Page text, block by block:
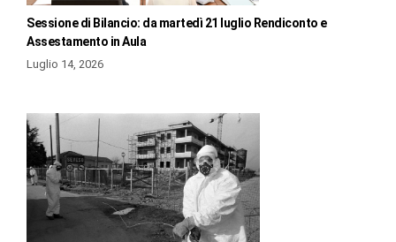
Sessione di Bilancio: da martedì 21 luglio Rendiconto e
Assestamento in Aula
Luglio 14, 2026